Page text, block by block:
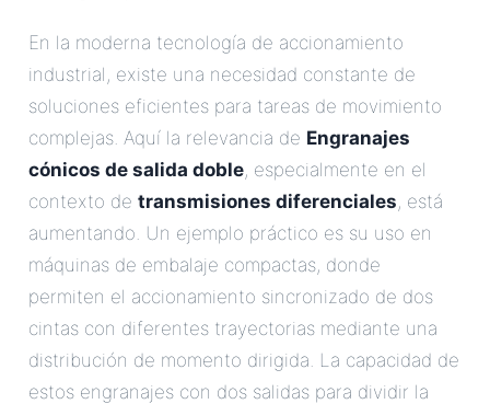
En la moderna tecnología de accionamiento
industrial, existe una necesidad constante de
soluciones eficientes para tareas de movimiento
complejas. Aquí la relevancia de Engranajes
cónicos de salida doble, especialmente en el
contexto de transmisiones diferenciales, está
aumentando. Un ejemplo práctico es su uso en
máquinas de embalaje compactas, donde
permiten el accionamiento sincronizado de dos
cintas con diferentes trayectorias mediante una
distribución de momento dirigida. La capacidad de
estos engranajes con dos salidas para dividir la